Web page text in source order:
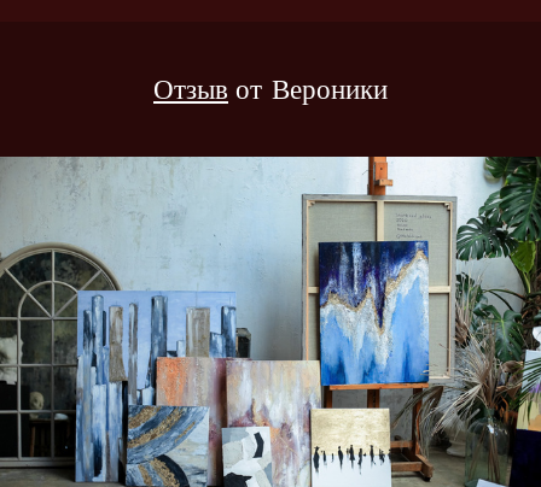
Отзыв от Вероники